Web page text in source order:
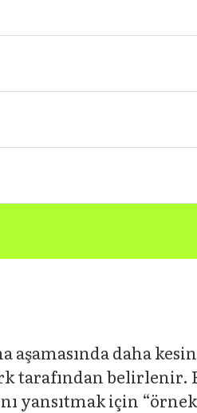
daha
tarafından
yansıtmak için